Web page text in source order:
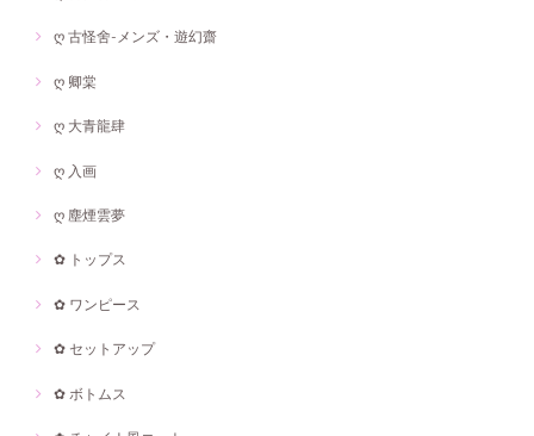
ღ 古怪舍-メンズ・遊幻齋
ღ 卿棠
ღ 大青龍肆
ღ 入画
ღ 塵煙雲夢
✿ トップス
✿ ワンピース
✿ セットアップ
✿ ボトムス